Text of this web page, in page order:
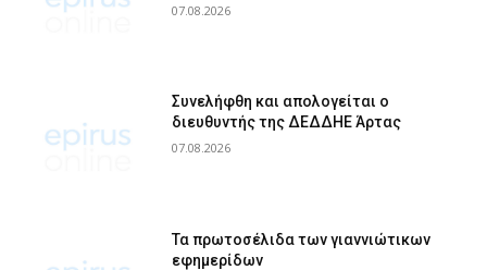
07.08.2026
Συνελήφθη και απολογείται ο
διευθυντής της ΔΕΔΔΗΕ Άρτας
07.08.2026
Τα πρωτοσέλιδα των γιαννιώτικων
εφημερίδων